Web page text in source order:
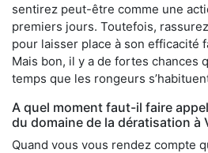
sentirez peut-être comme une
premiers jours. Toutefois,
pour laisser place à son efficacité
Mais bon, il y a de fortes chances
temps que les rongeurs
A quel moment faut-il faire
du domaine de la dératisation à
Quand vous vous rendez compte